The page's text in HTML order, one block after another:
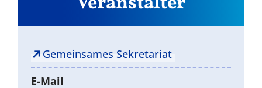
Gemeinsames Sekretariat
E-Mail